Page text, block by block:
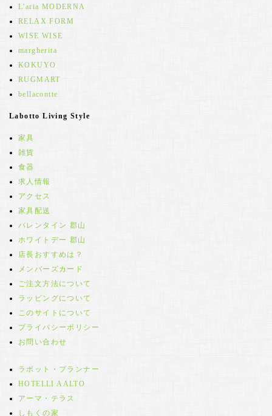
L'aria MODERNA
RELAX FORM
WISE WISE
margherita
KOKUYO
RUGMART
bellacontte
Labotto Living Style
家具
雑貨
食器
求人情報
アクセス
家具配送
バレンタイン 郡山
ホワイトデー 郡山
店長おすすめは？
メンバーズカード
ご注文方法について
ラッピングについて
このサイトについて
プライバシーポリシー
お問い合わせ
ラボット・プランナー
HOTELLI AALTO
アーマ・テラス
しもくの家